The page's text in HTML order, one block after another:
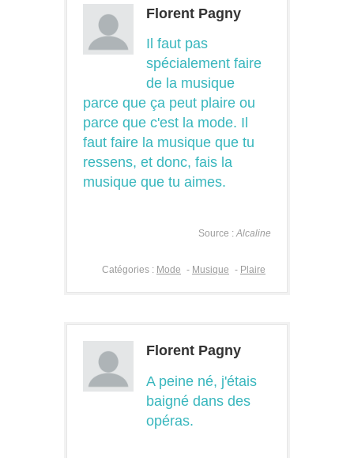
Florent Pagny
Il faut pas
spécialement faire
de la musique
parce que ça peut plaire ou
parce que c'est la mode. Il
faut faire la musique que tu
ressens, et donc, fais la
musique que tu aimes.
Source :Alcaline
Catégories : Mode - Musique - Plaire
Florent Pagny
A peine né, j'étais
baigné dans des
opéras.